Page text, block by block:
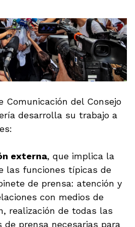
Comunicación del Consejo
desarrolla su trabajo a
externa, que implica la
las funciones típicas de
de prensa: atención y
con medios de
realización de todas las
de prensa necesarias para